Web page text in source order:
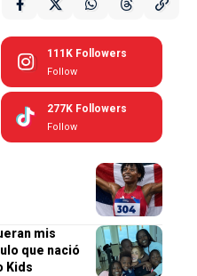
111K Followers
Follow
277K Followers
Follow
mis
que nació
Kids